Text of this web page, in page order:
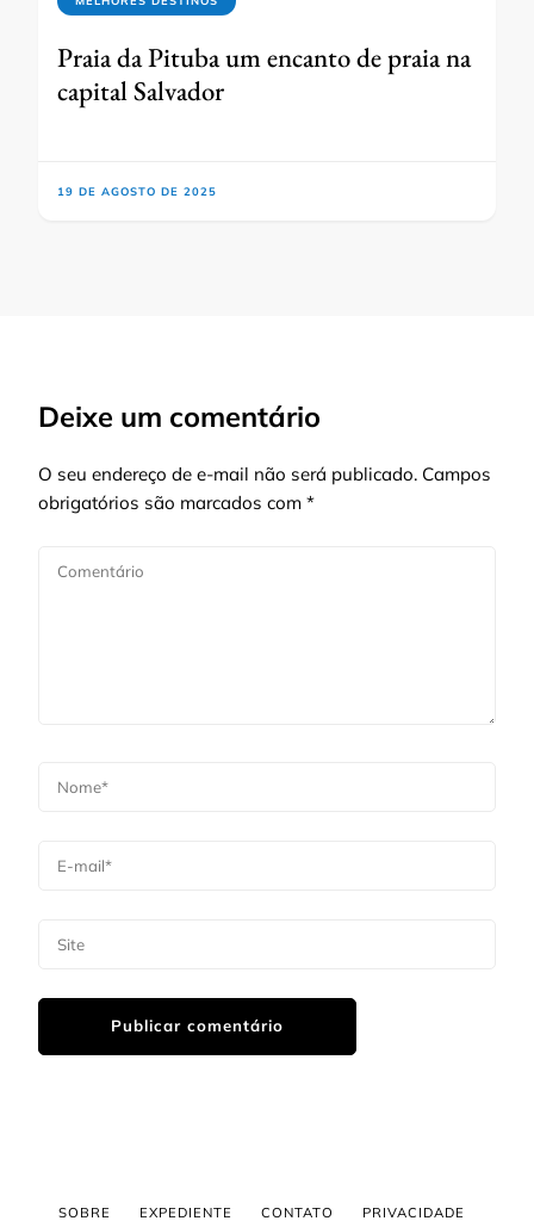
Praia da Pituba um encanto de praia na
capital Salvador
19 DE AGOSTO DE 2025
Deixe um comentário
O seu endereço de e-mail não será publicado. Campos
obrigatórios são marcados com *
SOBRE EXPEDIENTE CONTATO PRIVACIDADE